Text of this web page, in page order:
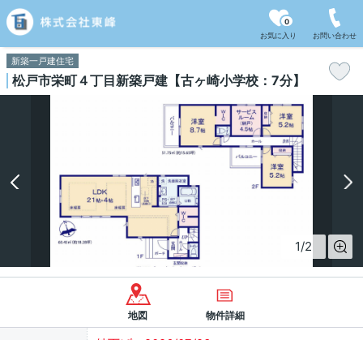
お気に入り
0
お問い合わせ
新築一戸建住宅
松戸市栄町４丁目新築戸建【古ヶ崎小学校：7分】
1/2
地図 物件詳細